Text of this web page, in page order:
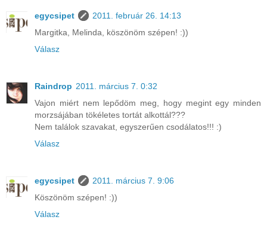
egycsipet
2011. február 26. 14:13
Margitka, Melinda, köszönöm szépen! :))
Válasz
Raindrop 2011. március 7. 0:32
Vajon miért nem lepődöm meg, hogy megint egy minden
morzsájában tökéletes tortát alkottál???
Nem találok szavakat, egyszerűen csodálatos!!! :)
Válasz
egycsipet
2011. március 7. 9:06
Köszönöm szépen! :))
Válasz